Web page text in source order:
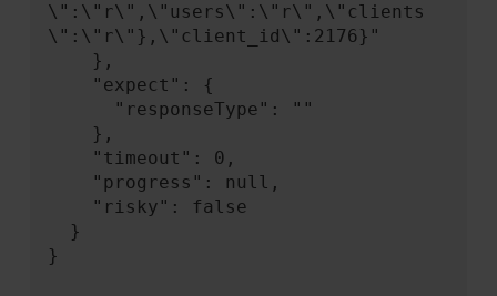
\":\"r\",\"users\":\"r\",\"clients
\":\"r\"},\"client_id\":2176}"
}